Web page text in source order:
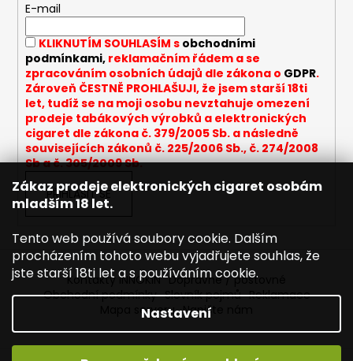
Zákaz prodeje elektronických cigaret osobám
mladším 18 let.
Tento web používá soubory cookie. Dalším
procházením tohoto webu vyjadřujete souhlas, že
jste starší 18ti let a s používáním cookie.
Nastavení
E-mail
KLIKNUTÍM SOUHLASÍM s obchodními
podmínkami,reklamačním řádem a se
zpracováním osobních údajů dle zákona o GDPR.
Zároveň ČESTNĚ PROHLAŠUJI, že jsem starší 18ti
let, tudíž se na moji osobu nevztahuje omezení
prodeje tabákových výrobků a elektronických
cigaret dle zákona č. 379/2005 Sb. a následně
souvisejících zákonů č. 225/2006 Sb., č. 274/2008
Sb a č. 305/2009 Sb.
PŘIHLÁSIT SE
Kontakty INNOKIN Dopravné / poštovné
Obchodní podmínky Slovník pojmů Reklamace
Mapa serveru Napište nám